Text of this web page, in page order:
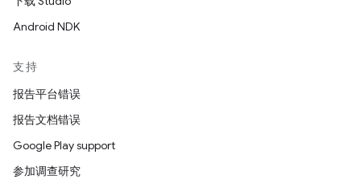
Android NDK
支持
报告平台错误
报告文档错误
Google Play support
参加调查研究